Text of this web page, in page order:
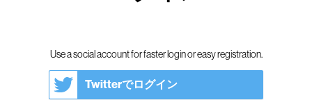
Use a social account for faster login or easy registration.
Twitterでログイン